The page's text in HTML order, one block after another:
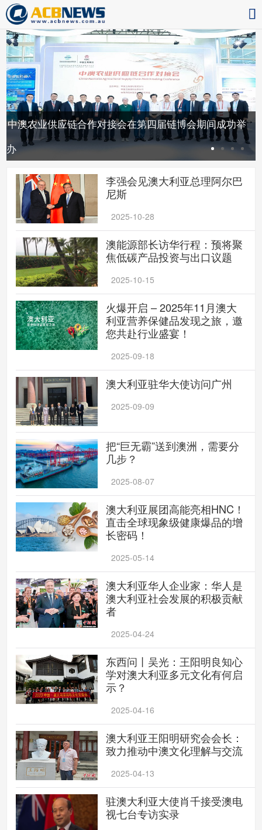
中澳农业供应链合作对接会在第四届链博会期间成功举
办
李强会见澳大利亚总理阿尔巴
尼斯
2025-10-28
澳能源部长访华行程：预将聚
焦低碳产品投资与出口议题
2025-10-15
火爆开启 – 2025年11月澳大
利亚营养保健品发现之旅，邀
您共赴行业盛宴！
2025-09-18
澳大利亚驻华大使访问广州
2025-09-09
把“巨无霸”送到澳洲，需要分
几步？
2025-08-07
澳大利亚展团高能亮相HNC！
直击全球现象级健康爆品的增
长密码！
2025-05-14
澳大利亚华人企业家：华人是
澳大利亚社会发展的积极贡献
者
2025-04-24
东西问丨吴光：王阳明良知心
学对澳大利亚多元文化有何启
示？
2025-04-16
澳大利亚王阳明研究会会长：
致力推动中澳文化理解与交流
2025-04-13
驻澳大利亚大使肖千接受澳电
视七台专访实录